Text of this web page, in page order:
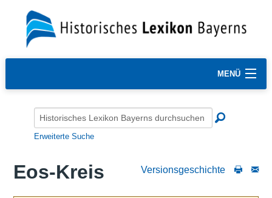
MENÜ
Erweiterte Suche
Versionsgeschichte
Eos-Kreis